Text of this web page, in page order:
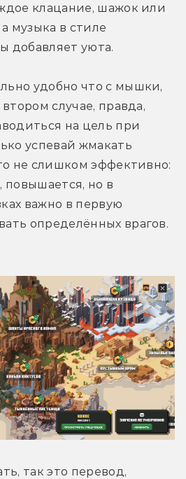
клацание, шажок или
музыка в стиле
добавляет уюта.
удобно что с мышки,
случае, правда,
на цель при
успевай жмакать
не слишком эффективно:
повышается, но в
важно в первую
определённых врагов.
так это перевод,